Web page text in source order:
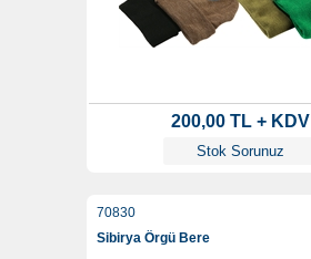
200,00 TL + KDV
Stok Sorunuz
70830
Sibirya Örgü Bere